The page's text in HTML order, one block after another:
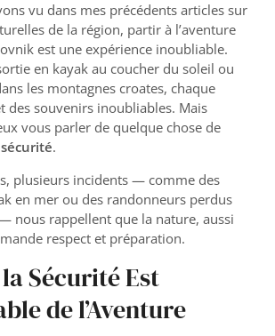
vu dans mes précédents articles sur
de la région, partir à l’aventure
est une expérience inoubliable.
en kayak au coucher du soleil ou
les montagnes croates, chaque
des souvenirs inoubliables. Mais
vous parler de quelque chose de
.
plusieurs incidents — comme des
en mer ou des randonneurs perdus
nous rappellent que la nature, aussi
respect et préparation.
Sécurité Est
de l’Aventure